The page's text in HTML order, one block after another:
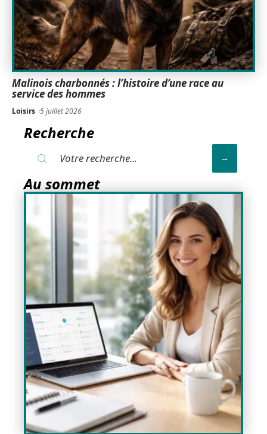
Malinois charbonnés : l’histoire d’une race au
service des hommes
Loisirs 5 juillet 2026
Recherche
Au sommet